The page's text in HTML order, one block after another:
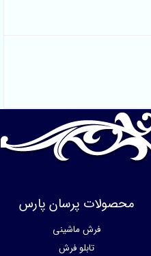
محصولات پرسان پارس
فرش ماشینی
تابلو فرش